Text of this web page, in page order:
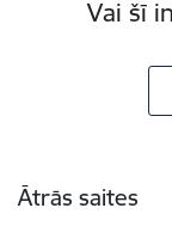
Vai šī
Ātrās saites